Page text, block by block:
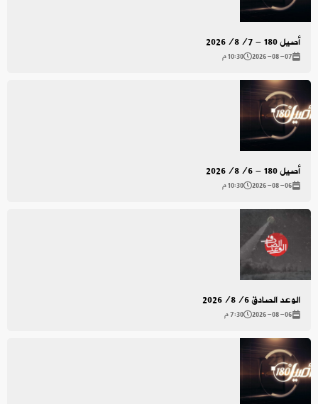
أصيل 180 - 2026/8/7
2026-08-07 10:30 م
أصيل 180 - 2026/8/6
2026-08-06 10:30 م
الوعد الصادق 2026/8/6
2026-08-06 7:30 م